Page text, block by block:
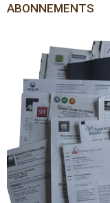
ABONNEMENTS